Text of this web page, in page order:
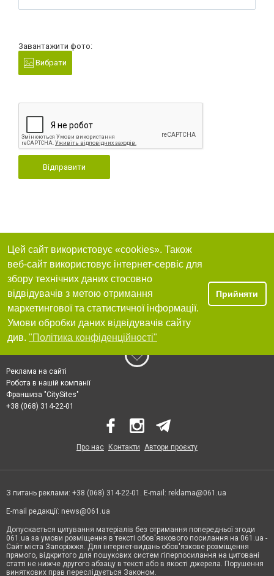
Завантажити фото:
Вибрати
Відправити
Цей сайт використовує «cookies». Також
веб-сайт використовує інтернет-сервіс для
збору технічних даних стосовно
відвідувачів з метою отримання
маркетингової та статистичної інформації.
Умови обробки даних відвідувачів сайту
див. "Політика конфіденційності"
Прийняти
Реклама на сайті
Робота в нашій компанії
Франшиза "CitySites"
+38 (068) 314-22-01
Про нас Контакти Автори проєкту
З питань реклами: +38 (068) 314-22-01. E-mail: reklama@061.ua
E-mail редакції: news@061.ua
Допускається цитування матеріалів без отримання попередньої згоди
061.ua за умови розміщення в тексті обов'язкового посилання на 061.ua -
Сайт міста Запоріжжя. Для інтернет-видань обов'язкове розміщення
прямого, відкритого для пошукових систем гіперпосилання на цитовані
статті не нижче другого абзацу в тексті або в якості джерела. Порушення
виняткових прав переслідується Законом.